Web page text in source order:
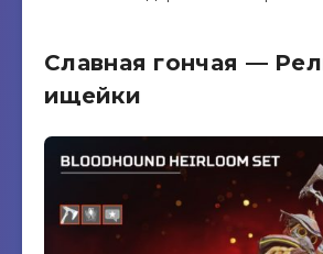
Славная гончая —
ищейки